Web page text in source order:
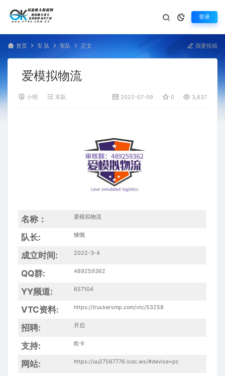
登录
首页 车 队 车队 正文 我要投稿
爱模拟物流
小明 车队 2022-07-09 0 3,637
名称： 爱模拟物流
队长: 慷慨
成立时间: 2022-3-4
QQ群: 489259362
YY频道: 657104
VTC资料: https://truckersmp.com/vtc/53258
招聘: 开启
支持: 欧卡
网站: https://uu27567776.icoc.ws/#device=pc